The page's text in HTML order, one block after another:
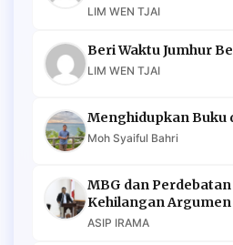
LIM WEN TJAI
Beri Waktu Jumhur
LIM WEN TJAI
Menghidupkan Buku
Moh Syaiful Bahri
MBG dan
Kehilangan Argumen
ASIP IRAMA